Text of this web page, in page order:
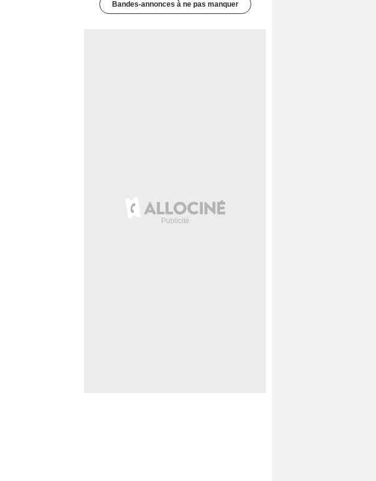
Bandes-annonces à ne pas manquer